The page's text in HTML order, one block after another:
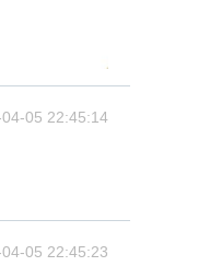
05 22:45:14
05 22:45:23